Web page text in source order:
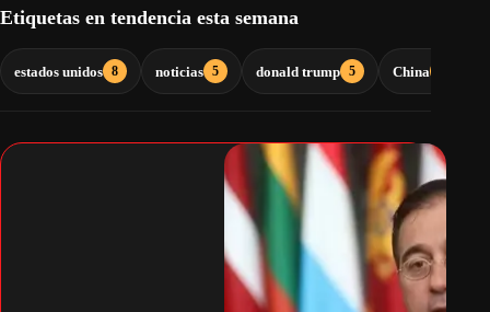
Etiquetas en tendencia esta semana
estados unidos 8 noticias 5 donald trump 5 China